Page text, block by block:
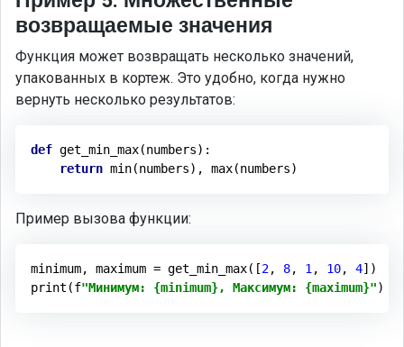
возвращаемые значения
Функция может возвращать несколько значений,
упакованных в кортеж. Это удобно, когда нужно
вернуть несколько результатов:
def get_min_max(numbers) :
return
Пример вызова функции:
minimum, maximum = get_min_max([2, 8, 1 , 10, 4])
print(f"Минимум: {minimum}, Максимум: {maximum}")